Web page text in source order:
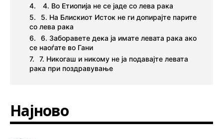
4. Во Етиопија не се јаде со лева рака
5. На Блискиот Исток не ги допирајте парите
со лева рака
6. Заборавете дека ја имате левата рака ако
се наоѓате во Гани
7. Никогаш и никому не ја подавајте левата
рака при поздравување
Најново